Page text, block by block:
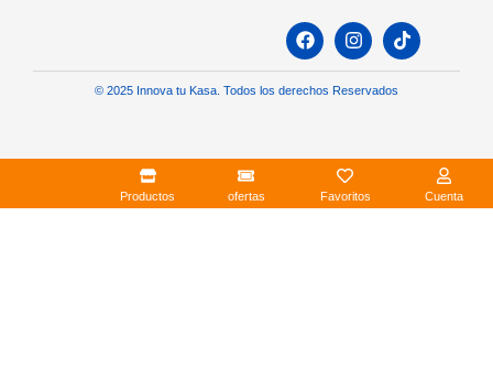
© 2025 Innova tu Kasa. Todos los derechos Reservados
Productos ofertas Favoritos Cuenta